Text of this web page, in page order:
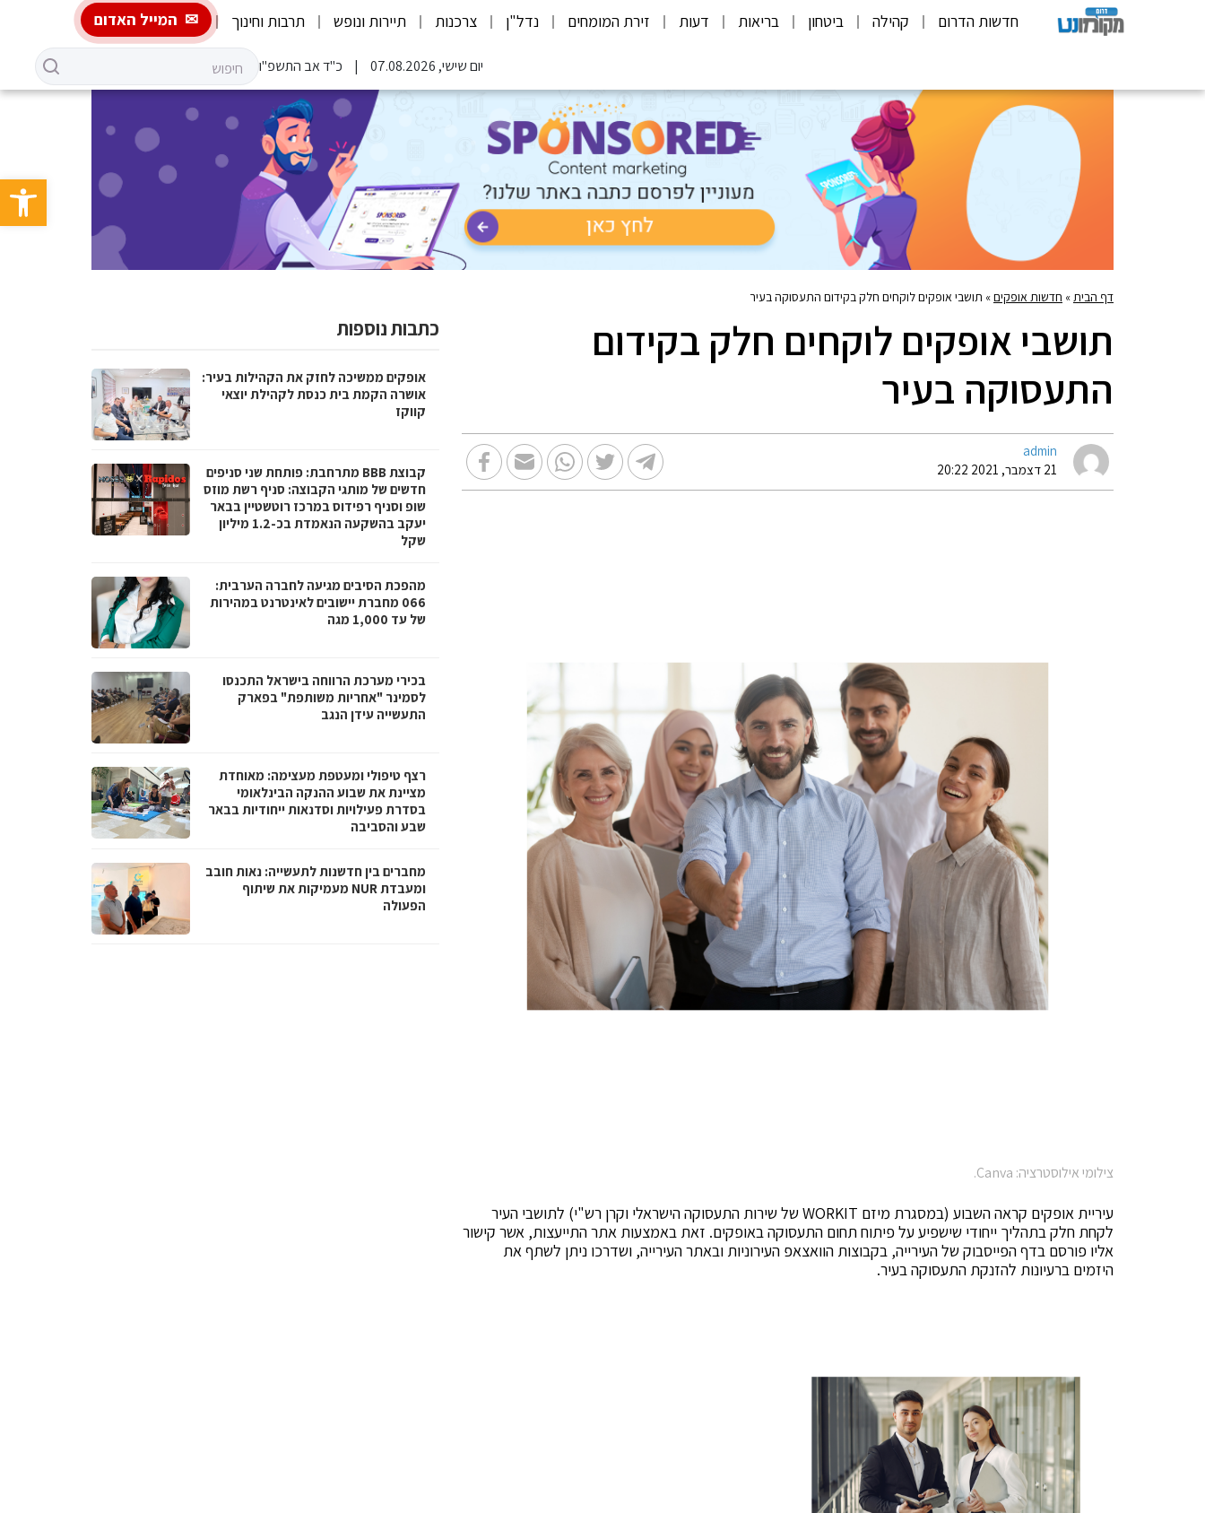
פתח
חדשות הדרום קהילה ביטחון בריאות דעות זירת המומחים נדל"ן צרכנות תיירות ונופש תרבות וחינוך המייל האדום
יום שישי, 07.08.2026 כ"ד אב התשפ"ו
דף הבית » חדשות אופקים» תושבי אופקים לוקחים חלק בקידום התעסוקה בעיר
תושבי אופקים לוקחים חלק בקידום
התעסוקה בעיר
admin
21 דצמבר, 2021 20:22
צילומי אילוסטרציה: Canva.
עיריית אופקים קראה השבוע (במסגרת מיזם WORKIT של שירות התעסוקה הישראלי וקרן רש"י) לתושבי העיר
לקחת חלק בתהליך ייחודי שישפיע על פיתוח תחום התעסוקה באופקים. זאת באמצעות אתר התייעצות, אשר קישור
אליו פורסם בדף הפייסבוק של העירייה, בקבוצות הוואצאפ העירוניות ובאתר העירייה, ושדרכו ניתן לשתף את
היזמים ברעיונות להזנקת התעסוקה בעיר.
כתבות נוספות
אופקים ממשיכה לחזק את הקהילות בעיר:
אושרה הקמת בית כנסת לקהילת יוצאי
קווקז
קבוצת BBB מתרחבת: פותחת שני סניפים
חדשים של מותגי הקבוצה: סניף רשת מוזס
שופ וסניף רפידוס במרכז רוטשטיין בבאר
יעקב בהשקעה הנאמדת בכ-1.2 מיליון
שקל
מהפכת הסיבים מגיעה לחברה הערבית:
066 מחברת יישובים לאינטרנט במהירות
של עד 1,000 מגה
בכירי מערכת הרווחה בישראל התכנסו
לסמינר "אחריות משותפת" בפארק
התעשייה עידן הנגב
רצף טיפולי ומעטפת מעצימה: מאוחדת
מציינת את שבוע ההנקה הבינלאומי
בסדרת פעילויות וסדנאות ייחודיות בבאר
שבע והסביבה
מחברים בין חדשנות לתעשייה: נאות חובב
ומעבדת NUR מעמיקות את שיתוף
הפעולה